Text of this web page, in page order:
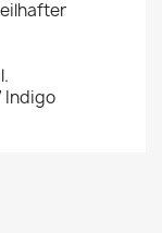
Indigo